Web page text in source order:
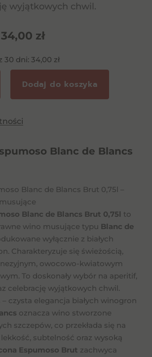
wyjątkowych chwil.
34,00 zł
30 dni: 34,00 zł
Dodaj do koszyka
Blanc de Blancs
Blanc de Blancs Brut 0,75l –
Blanc de Blancs Brut 0,75l to
wino musujące typu Blanc de
wyłącznie z białych
Charakteryzuje się świeżością,
owocowo-kwiatowym
To doskonały wybór na aperitif,
celebrację wyjątkowych chwil.
czysta elegancja białych winogron
oznacza wino stworzone
szczepów, co przekłada się na
subtelność oraz wysoką
Espumoso Brut zachwyca